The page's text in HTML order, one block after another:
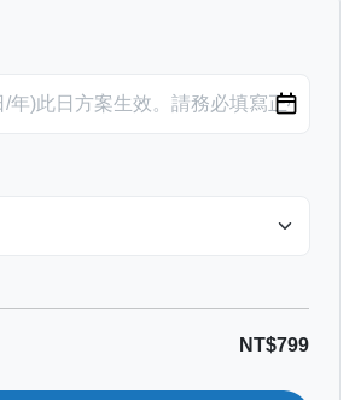
NT$799